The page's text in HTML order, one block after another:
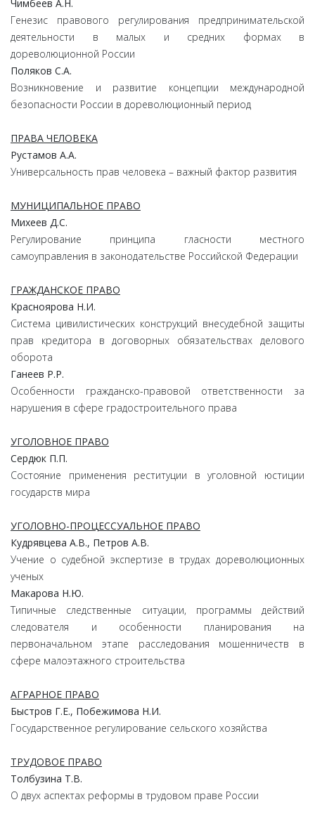
Чимбеев А.Н.
Генезис правового регулирования предпринимательской
деятельности в малых и средних формах в
дореволюционной России
Поляков С.А.
Возникновение и развитие концепции международной
безопасности России в дореволюционный период
ПРАВА ЧЕЛОВЕКА
Рустамов А.А.
Универсальность прав человека – важный фактор развития
МУНИЦИПАЛЬНОЕ ПРАВО
Михеев Д.С.
Регулирование принципа гласности местного
самоуправления в законодательстве Российской Федерации
ГРАЖДАНСКОЕ ПРАВО
Красноярова Н.И.
Система цивилистических конструкций внесудебной защиты
прав кредитора в договорных обязательствах делового
оборота
Ганеев Р.Р.
Особенности гражданско-правовой ответственности за
нарушения в сфере градостроительного права
УГОЛОВНОЕ ПРАВО
Сердюк П.П.
Состояние применения реституции в уголовной юстиции
государств мира
УГОЛОВНО-ПРОЦЕССУАЛЬНОЕ ПРАВО
Кудрявцева А.В., Петров А.В.
Учение о судебной экспертизе в трудах дореволюционных
ученых
Макарова Н.Ю.
Типичные следственные ситуации, программы действий
следователя и особенности планирования на
первоначальном этапе расследования мошенничеств в
сфере малоэтажного строительства
АГРАРНОЕ ПРАВО
Быстров Г.Е., Побежимова Н.И.
Государственное регулирование сельского хозяйства
ТРУДОВОЕ ПРАВО
Толбузина Т.В.
О двух аспектах реформы в трудовом праве России